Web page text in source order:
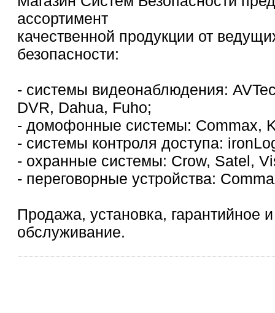
ассортимент
качественной продукции от
безопасности:
- системы видеонаблюдения:
DVR, Dahua, Fuho;
- домофонные системы: Commax,
- системы контроля доступа:
- охранные системы: Crow, Satel,
- переговорные устройства:
Продажа, установка, гарантийное
обслуживание.